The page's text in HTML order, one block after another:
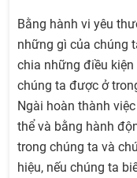
Bằng hành vi yêu
những gì của chúng
chia những điều
chúng ta được ở
Ngài hoàn thành
thể và bằng hành
trong chúng ta và
hiệu, nếu chúng ta